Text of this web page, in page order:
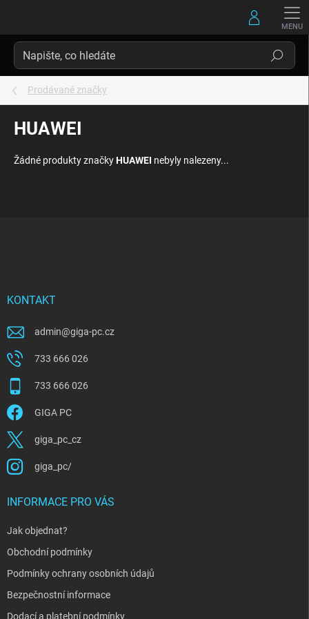
Hledat
Prodávané značky
HUAWEI
Žádné produkty značkyHUAWEI nebyly nalezeny...
KONTAKT
admin@giga-pc.cz
733 666 026
733 666 026
GIGA PC
giga_pc_cz
giga_pc/
INFORMACE PRO VÁS
Jak objednat?
Obchodní podmínky
Podmínky ochrany osobních údajů
Bezpečnostní informace
Dodací a platební podmínky